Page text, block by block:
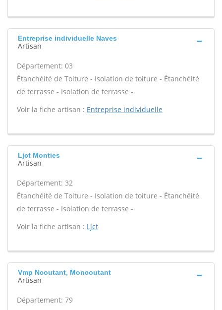
Entreprise individuelle Naves
Artisan
Département: 03
Étanchéité de Toiture - Isolation de toiture - Étanchéité
de terrasse - Isolation de terrasse -
Voir la fiche artisan : Entreprise individuelle
Ljct Monties
Artisan
Département: 32
Étanchéité de Toiture - Isolation de toiture - Étanchéité
de terrasse - Isolation de terrasse -
Voir la fiche artisan : Ljct
Vmp Ncoutant, Moncoutant
Artisan
Département: 79